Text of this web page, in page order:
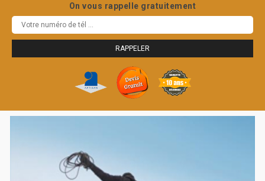
On vous rappelle gratuitement